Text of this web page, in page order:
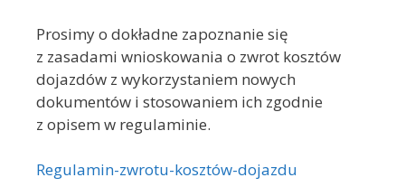
Prosimy o dokładne zapoznanie się
z zasadami wnioskowania o zwrot kosztów
dojazdów z wykorzystaniem nowych
dokumentów i stosowaniem ich zgodnie
z opisem w regulaminie.
Regulamin-zwrotu-kosztów-dojazdu